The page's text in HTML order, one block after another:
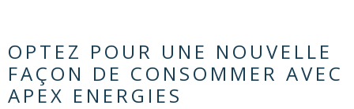
OPTEZ POUR UNE NOUVELLE
FAÇON DE CONSOMMER AVEC
APEX ENERGIES